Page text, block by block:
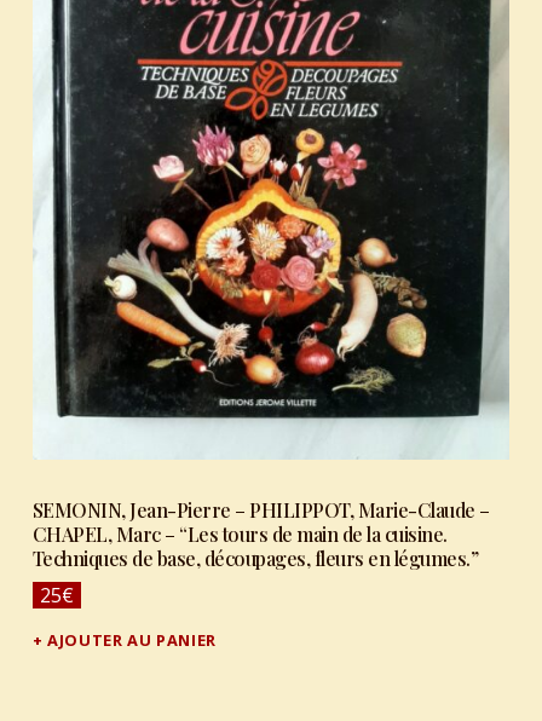
SEMONIN, Jean-Pierre – PHILIPPOT, Marie-Claude –
CHAPEL, Marc – “Les tours de main de la cuisine.
Techniques de base, découpages, fleurs en légumes.”
25€
AJOUTER AU PANIER